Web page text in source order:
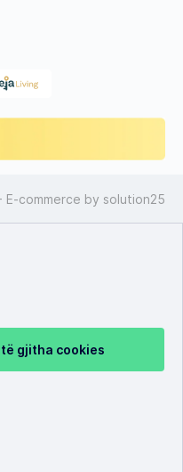
E-commerce by solution25
të gjitha cookies